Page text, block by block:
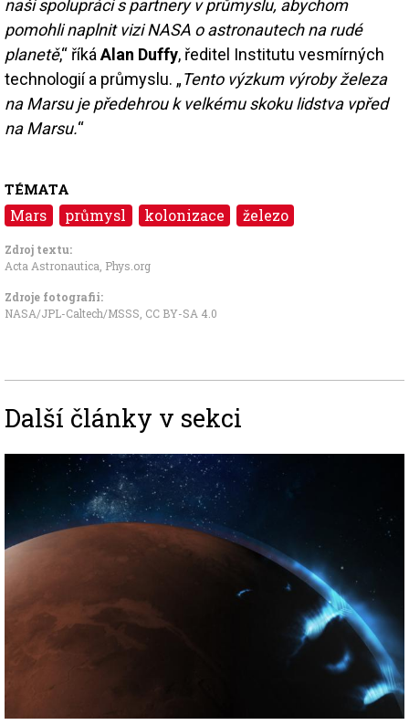
naši spolupráci s partnery v průmyslu, abychom
pomohli naplnit vizi NASA o astronautech na rudé
planetě,“ říká Alan Duffy, ředitel Institutu vesmírných
technologií a průmyslu. „Tento výzkum výroby železa
na Marsu je předehrou k velkému skoku lidstva vpřed
na Marsu.“
TÉMATA
Mars průmysl kolonizace železo
Zdroj textu:
Acta Astronautica Phys.org
Zdroje fotografii:
NASA/JPL-Caltech/MSSS CC BY-SA 4.0
Další články v sekci
Image